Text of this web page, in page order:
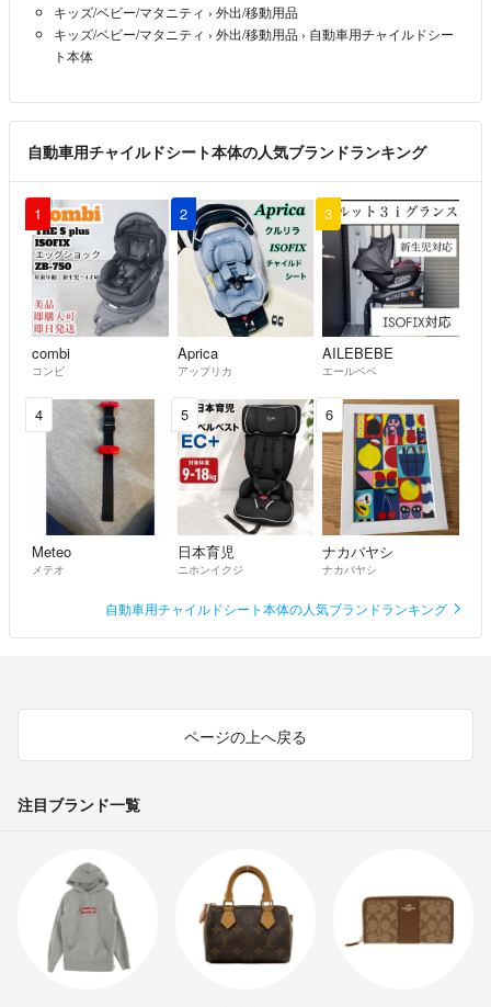
キッズ/ベビー/マタニティ › 外出/移動用品
キッズ/ベビー/マタニティ › 外出/移動用品 › 自動車用チャイルドシー
ト本体
自動車用チャイルドシート本体の人気ブランドランキング
1
combi
コンビ
2
Aprica
アップリカ
3
AILEBEBE
エールベベ
4
Meteo
メテオ
5
日本育児
ニホンイクジ
6
ナカバヤシ
ナカバヤシ
自動車用チャイルドシート本体の人気ブランドランキング
ページの上へ戻る
注目ブランド一覧